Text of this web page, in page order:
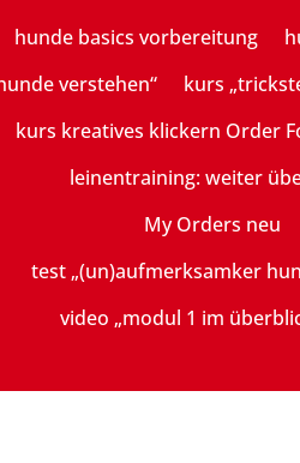
hunde basics vorbereitung
verstehen“
kurs
kurs kreatives klickern Order
leinentraining: weiter
My Orders neu
test „(un)aufmerksamker
video „modul 1 im